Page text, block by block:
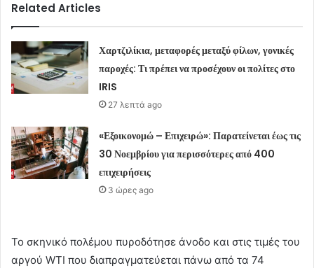
Related Articles
Χαρτζιλίκια, μεταφορές μεταξύ φίλων, γονικές
παροχές: Τι πρέπει να προσέχουν οι πολίτες στο
IRIS
27 λεπτά ago
«Εξοικονομώ – Επιχειρώ»: Παρατείνεται έως τις
30 Νοεμβρίου για περισσότερες από 400
επιχειρήσεις
3 ώρες ago
Το σκηνικό πολέμου πυροδότησε άνοδο και στις τιμές του
αργού WTI που διαπραγματεύεται πάνω από τα 74